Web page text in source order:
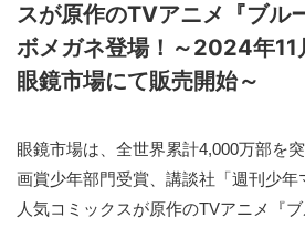
スが原作のTVアニメ『ブル
ボメガネ登場！～2024年11
眼鏡市場にて販売開始～
眼鏡市場は、全世界累計4,000万部を
画賞少年部門受賞、講談社「週刊少年
人気コミックスが原作のTVアニメ『